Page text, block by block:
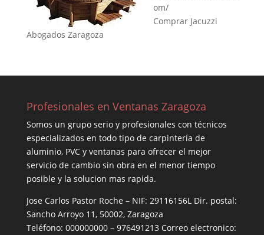
om/
Comprar Jacuzzi
Abogados Zaragoza
Profesionales en Ventanas Zaragoza
Somos un grupo serio y profesionales con técnicos
especializados en todo tipo de carpintería de
aluminio, PVC y ventanas para ofrecer el mejor
servicio de cambio sin obra en el menor tiempo
posible y la solucion mas rapida.
Jose Carlos Pastor Roche – NIF: 29116156L Dir. postal:
Sancho Arroyo 11, 50002, Zaragoza
Teléfono: 000000000 – 976491213 Correo electronico: